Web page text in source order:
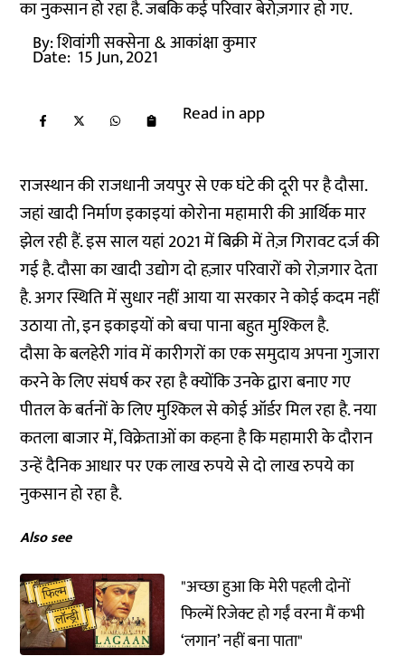
का नुकसान हो रहा है. जबकि कई परिवार बेरोज़गार हो गए.
By:शिवांगी सक्सेना& आकांक्षा कुमार
Date: 15 Jun, 2021
Read in app
राजस्थान की राजधानी जयपुर से एक घंटे की दूरी पर है दौसा.
जहां खादी निर्माण इकाइयां कोरोना महामारी की आर्थिक मार
झेल रही हैं. इस साल यहां 2021 में बिक्री में तेज़ गिरावट दर्ज की
गई है. दौसा का खादी उद्योग दो हज़ार परिवारों को रोज़गार देता
है. अगर स्थिति में सुधार नहीं आया या सरकार ने कोई कदम नहीं
उठाया तो, इन इकाइयों को बचा पाना बहुत मुश्किल है.
दौसा के बलहेरी गांव में कारीगरों का एक समुदाय अपना गुजारा
करने के लिए संघर्ष कर रहा है क्योंकि उनके द्वारा बनाए गए
पीतल के बर्तनों के लिए मुश्किल से कोई ऑर्डर मिल रहा है. नया
कतला बाजार में, विक्रेताओं का कहना है कि महामारी के दौरान
उन्हें दैनिक आधार पर एक लाख रुपये से दो लाख रुपये का
नुकसान हो रहा है.
Also see
"अच्छा हुआ कि मेरी पहली दोनों
फिल्में रिजेक्ट हो गईं वरना मैं कभी
‘लगान’ नहीं बना पाता"